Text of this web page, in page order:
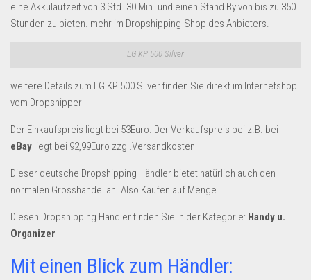
Uhren & Schmuck
Restposten für Privatpersonen
eBay Restposten kaufen
Sonderposten-Angebote
Saison & Eventprodkte
Dropshipping-Produkte
Grosshandel
Aldi
eine Akkulaufzeit von 3 Std. 30 Min. und einen Stand By von bis zu 350
Stunden zu bieten. mehr im Dropshipping-Shop des Anbieters.
LG KP 500 Silver
weitere Details zum LG KP 500 Silver finden Sie direkt im Internetshop
vom Dropshipper
Der Einkaufspreis liegt bei 53Euro. Der Verkaufspreis bei z.B. bei
eBay liegt bei 92,99Euro zzgl.Versandkosten
Dieser deutsche Dropshipping Händler bietet natürlich auch den
normalen Grosshandel an. Also Kaufen auf Menge.
Diesen Dropshipping Händler finden Sie in der Kategorie: Handy u.
Organizer
Mit einen Blick zum Händler: